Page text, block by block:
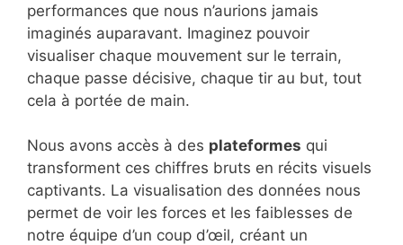
performances que nous n’aurions jamais
imaginés auparavant. Imaginez pouvoir
visualiser chaque mouvement sur le terrain,
chaque passe décisive, chaque tir au but, tout
cela à portée de main.
Nous avons accès à des plateformes qui
transforment ces chiffres bruts en récits visuels
captivants. La visualisation des données nous
permet de voir les forces et les faiblesses de
notre équipe d’un coup d’œil, créant un